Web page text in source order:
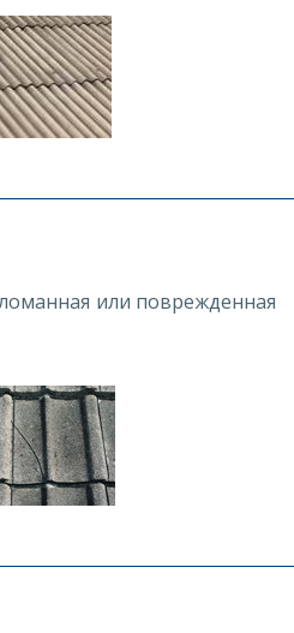
или поврежденная